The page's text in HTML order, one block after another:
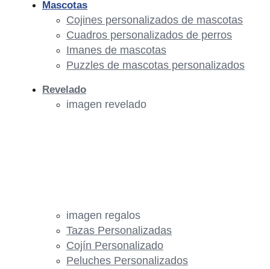
imagen regalos
Tazas Personalizadas
Cojín Personalizado
Peluches Personalizados
Mascotas
Cojines personalizados de mascotas
Cuadros personalizados de perros
Imanes de mascotas
Puzzles de mascotas personalizados
Revelado
imagen revelado